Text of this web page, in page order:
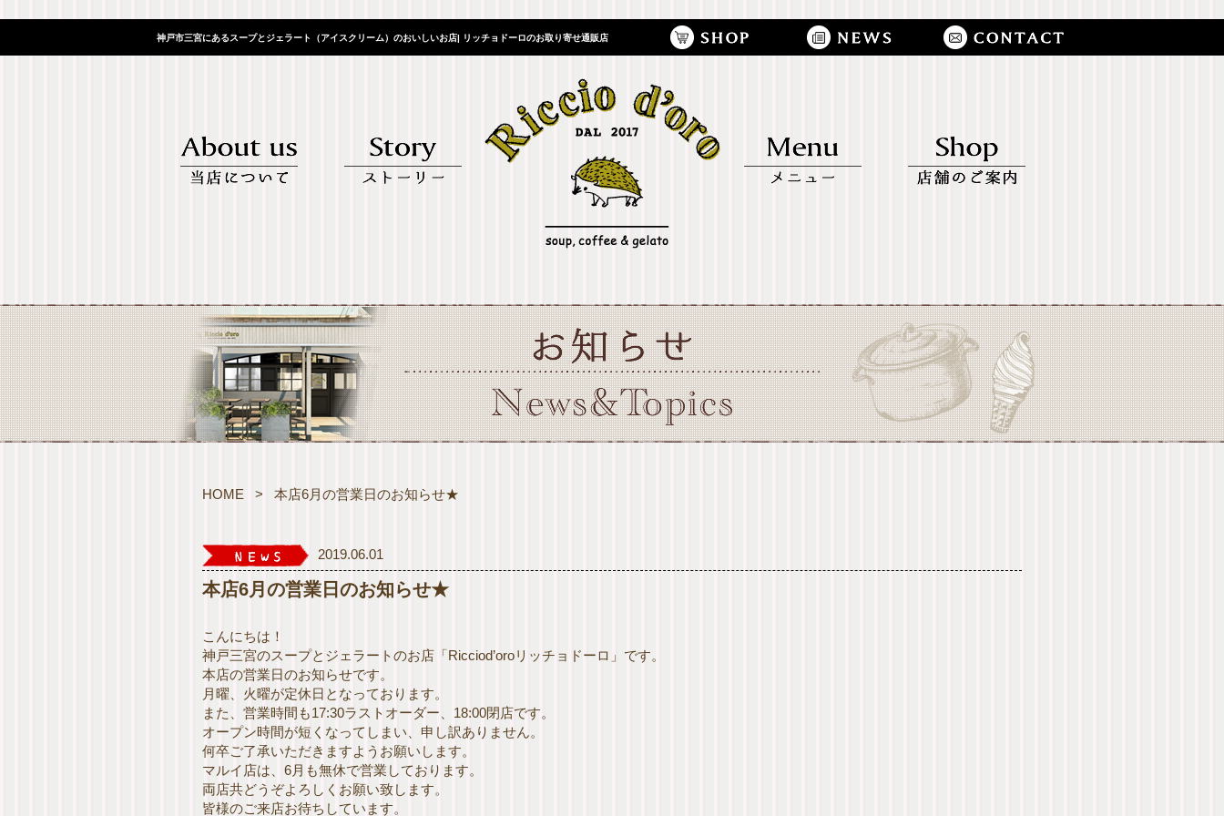
神戸市三宮にあるスープとジェラート（アイスクリーム）のおいしいお店| リッチョドーロのお取り寄せ通販店
HOME > 本店6月の営業日のお知らせ★
2019.06.01
本店6月の営業日のお知らせ★
こんにちは！
神戸三宮のスープとジェラートのお店「Ricciod’oroリッチョドーロ」です。
本店の営業日のお知らせです。
月曜、火曜が定休日となっております。
また、営業時間も17:30ラストオーダー、18:00閉店です。
オープン時間が短くなってしまい、申し訳ありません。
何卒ご了承いただきますようお願いします。
マルイ店は、6月も無休で営業しております。
両店共どうぞよろしくお願い致します。
皆様のご来店お待ちしています。